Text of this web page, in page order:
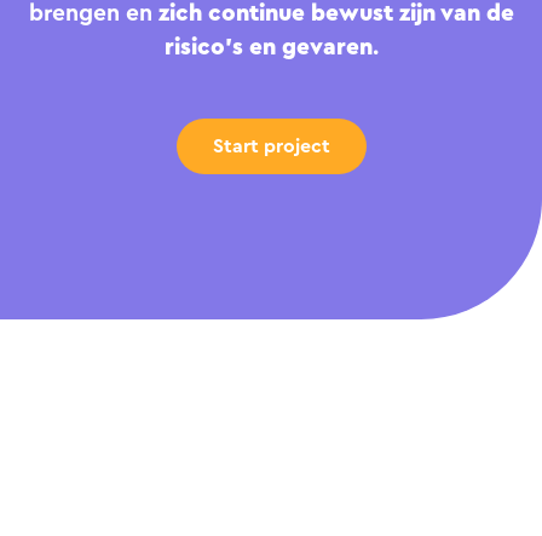
brengen en zich continue bewust zijn van de
risico’s en gevaren.
Start project